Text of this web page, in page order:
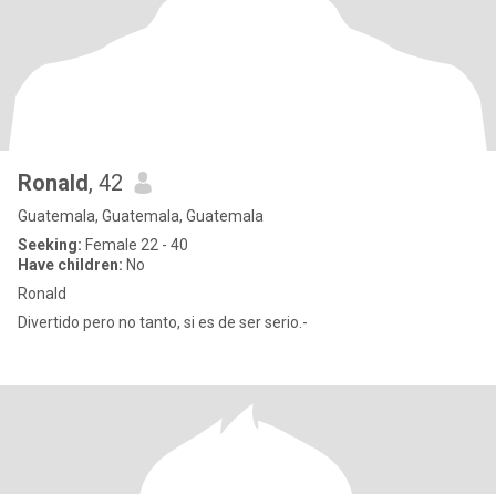
Ronald, 42
Guatemala, Guatemala, Guatemala
Seeking: Female 22 - 40
Have children: No
Ronald
Divertido pero no tanto, si es de ser serio.-